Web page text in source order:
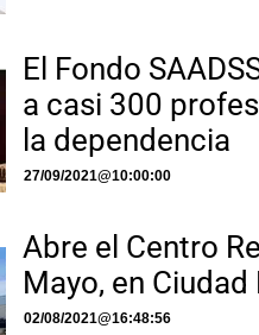
El Fondo
a casi 300
la dependencia
27/09/2021@10:00:00
Abre el Centro
Mayo, en Ciudad
02/08/2021@16:48:56